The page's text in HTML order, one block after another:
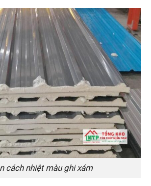
cách nhiệt màu ghi xám